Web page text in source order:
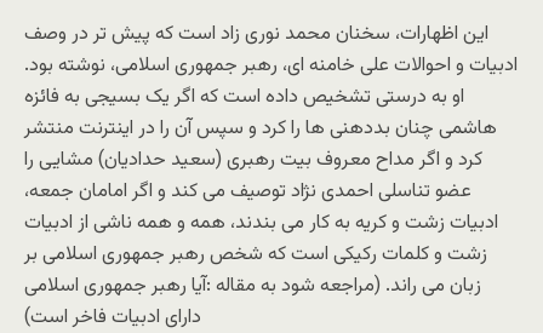
این اظهارات، سخنان محمد نوری زاد است که پیش تر در وصف
ادبیات و احوالات علی خامنه ای، رهبر جمهوری اسلامی، نوشته بود.
او به درستی تشخیص داده است که اگر یک بسیجی به فائزه
هاشمی چنان بددهنی ها را کرد و سپس آن را در اینترنت منتشر
کرد و اگر مداح معروف بیت رهبری (سعید حدادیان) مشایی را
عضو تناسلی احمدی نژاد توصیف می کند و اگر امامان جمعه،
ادبیات زشت و کریه به کار می بندند، همه و همه ناشی از ادبیات
زشت و کلمات رکیکی است که شخص رهبر جمهوری اسلامی بر
زبان می راند. (مراجعه شود به مقاله :آیا رهبر جمهوری اسلامی
دارای ادبیات فاخر است)